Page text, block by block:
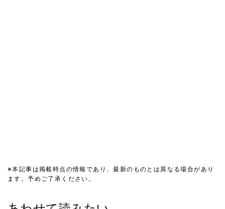
※本記事は掲載時点の情報であり、最新のものとは異なる場合があり
ます。予めご了承ください。